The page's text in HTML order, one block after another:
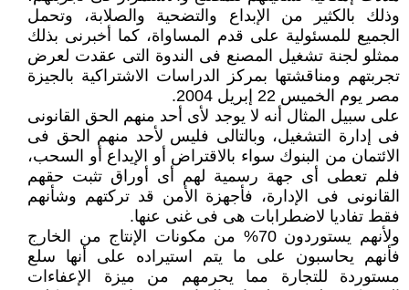
وذلك بالكثير من الإبداع والتضحية والصلابة، وتحمل
الجميع للمسئولية على قدم المساواة، كما أخبرنى بذلك
ممثلو لجنة تشغيل المصنع فى الندوة التى عقدت لعرض
تجربتهم ومناقشتها بمركز الدراسات الاشتراكية بالجيزة
مصر يوم الخميس 22 إبريل 2004.
على سبيل المثال أنه لا يوجد لأى أحد منهم الحق القانونى
فى إدارة التشغيل، وبالتالى فليس لأحد منهم الحق فى
الائتمان من البنوك سواء بالاقتراض أو الإيداع أو السحب،
فلم تعطى أى جهة رسمية لهم أى أوراق تثبت حقهم
القانونى فى الإدارة، فأجهزة الأمن قد تركتهم وشأنهم
فقط تفاديا لاضطرابات هى فى غنى عنها.
ولأنهم يستوردون 70% من مكونات الإنتاج من الخارج
فأنهم يحاسبون على ما يتم استيراده على أنها سلع
مستوردة للتجارة مما يحرمهم من ميزة الإعفاءات